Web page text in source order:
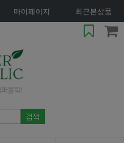
마이페이지 최근본상품